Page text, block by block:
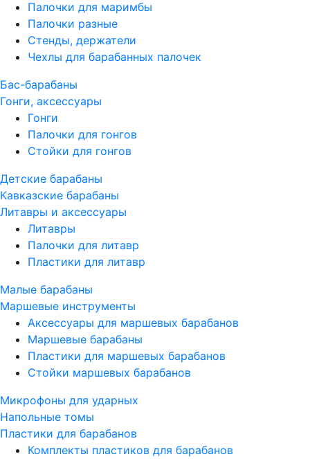
Палочки для маримбы
Палочки разные
Стенды, держатели
Чехлы для барабанных палочек
Бас-барабаны
Гонги, аксессуары
Гонги
Палочки для гонгов
Стойки для гонгов
Детские барабаны
Кавказские барабаны
Литавры и аксессуары
Литавры
Палочки для литавр
Пластики для литавр
Малые барабаны
Маршевые инструменты
Аксессуары для маршевых барабанов
Маршевые барабаны
Пластики для маршевых барабанов
Стойки маршевых барабанов
Микрофоны для ударных
Напольные томы
Пластики для барабанов
Комплекты пластиков для барабанов